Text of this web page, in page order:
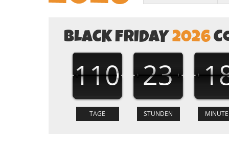
BLACK FRIDAY2026
110 23